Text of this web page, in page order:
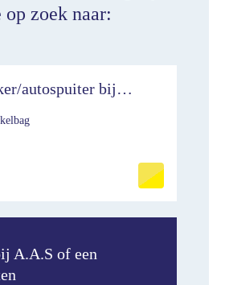
op zoek naar:
autospuiter bij
A.A.S of een